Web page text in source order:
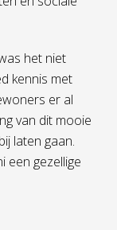
het niet
kennis met
er al
van dit mooie
laten gaan.
een gezellige